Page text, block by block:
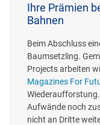
Ihre Prämien
Bahnen
Beim Abschluss
Baumsetzling.
Projects arbeiten
Magazines For
Aufwände noch
nicht an Dritte